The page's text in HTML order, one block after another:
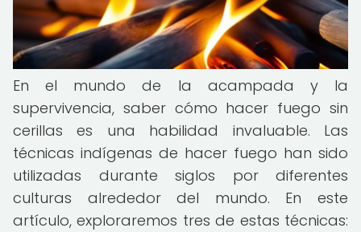
En el mundo de la acampada y la
supervivencia, saber cómo hacer fuego sin
cerillas es una habilidad invaluable. Las
técnicas indígenas de hacer fuego han sido
utilizadas durante siglos por diferentes
culturas alrededor del mundo. En este
artículo, exploraremos tres de estas técnicas: